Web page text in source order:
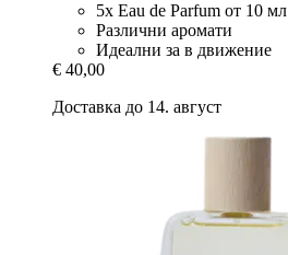
5x Eau de Parfum от 10 мл
Различни аромати
Идеални за в движение
€ 40,00
Доставка до 14. август